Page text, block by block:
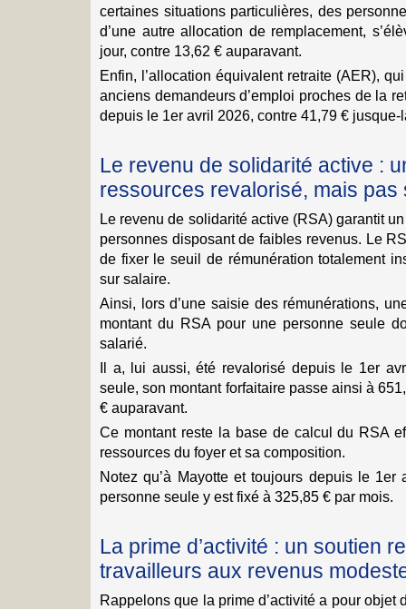
certaines situations particulières, des
d’une autre allocation de remplacement,
jour, contre 13,62 € auparavant.
Enfin, l’allocation équivalent retraite (AER),
anciens demandeurs d’emploi proches de la
depuis le 1er avril 2026, contre 41,79 € jusque-
Le revenu de solidarité active :
ressources revalorisé, mais pas
Le revenu de solidarité active (RSA) garantit
personnes disposant de faibles revenus. Le
de fixer le seuil de rémunération totalement
sur salaire.
Ainsi, lors d’une saisie des rémunérations,
montant du RSA pour une personne seule
salarié.
Il a, lui aussi, été revalorisé depuis le 1er
seule, son montant forfaitaire passe ainsi à
€ auparavant.
Ce montant reste la base de calcul du RSA
ressources du foyer et sa composition.
Notez qu’à Mayotte et toujours depuis le
personne seule y est fixé à 325,85 € par mois.
La prime d’activité : un soutien
travailleurs aux revenus
Rappelons que la prime d’activité a pour objet